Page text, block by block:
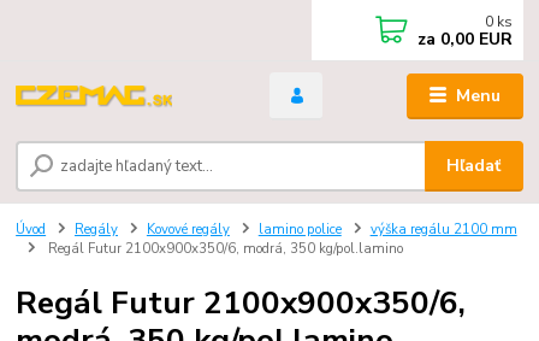
Menu
Hľadať
0 ks
za 0,00 EUR
Úvod Regály Kovové regály lamino police
výška regálu 2100 mm
Regál Futur 2100x900x350/6, modrá, 350 kg/pol.lamino
Regál Futur 2100x900x350/6,